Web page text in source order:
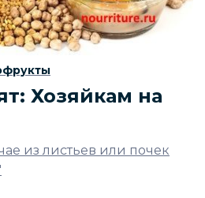
Хозяйкам на
из листьев или почек